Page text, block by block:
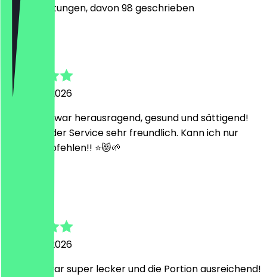
481 Bewertungen, davon 98 geschrieben
Marta
5. August 2026
Das Essen war herausragend, gesund und sättigend!
Dazu war der Service sehr freundlich. Kann ich nur
weiterempfehlen!! ⭐️😻🌱
5. August 2026
Die Bowl war super lecker und die Portion ausreichend!